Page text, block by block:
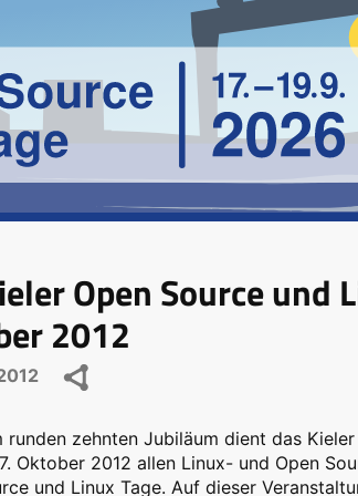
Open Source und
2012
runden zehnten Jubiläum dient das
Oktober 2012 allen Linux- und Open
und Linux Tage. Auf dieser